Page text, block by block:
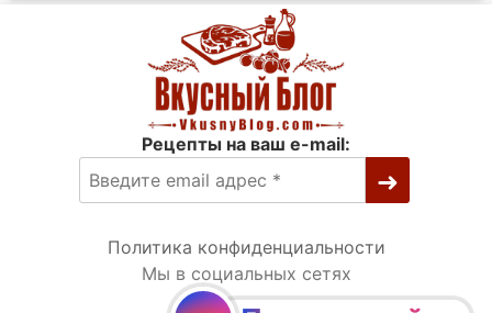
Рецепты на ваш e-mail:
Политика конфиденциальности
Мы в социальных сетях